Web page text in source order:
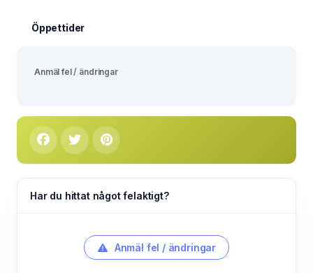
Öppettider
Anmäl fel / ändringar
Har du hittat något felaktigt?
Anmäl fel / ändringar